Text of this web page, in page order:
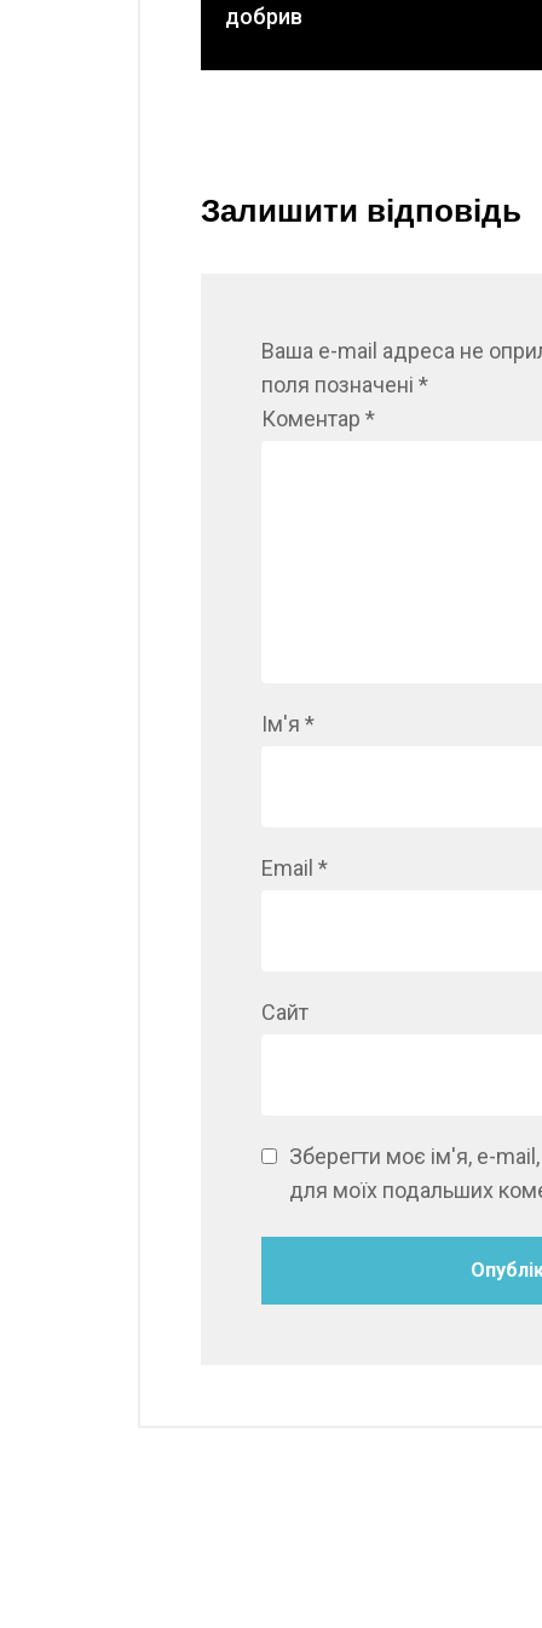
добрив
Залишити відповідь
Ваша e-mail адреса не
поля позначені *
Коментар *
Ім'я *
Email *
Сайт
Зберегти моє ім'я, e-
для моїх подальших